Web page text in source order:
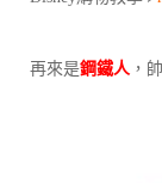
再來是鋼鐵人 ，